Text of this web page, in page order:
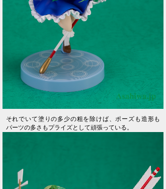
それでいて塗りの多少の粗を除けば、ポーズも造形も
パーツの多さもプライズとして頑張っている。